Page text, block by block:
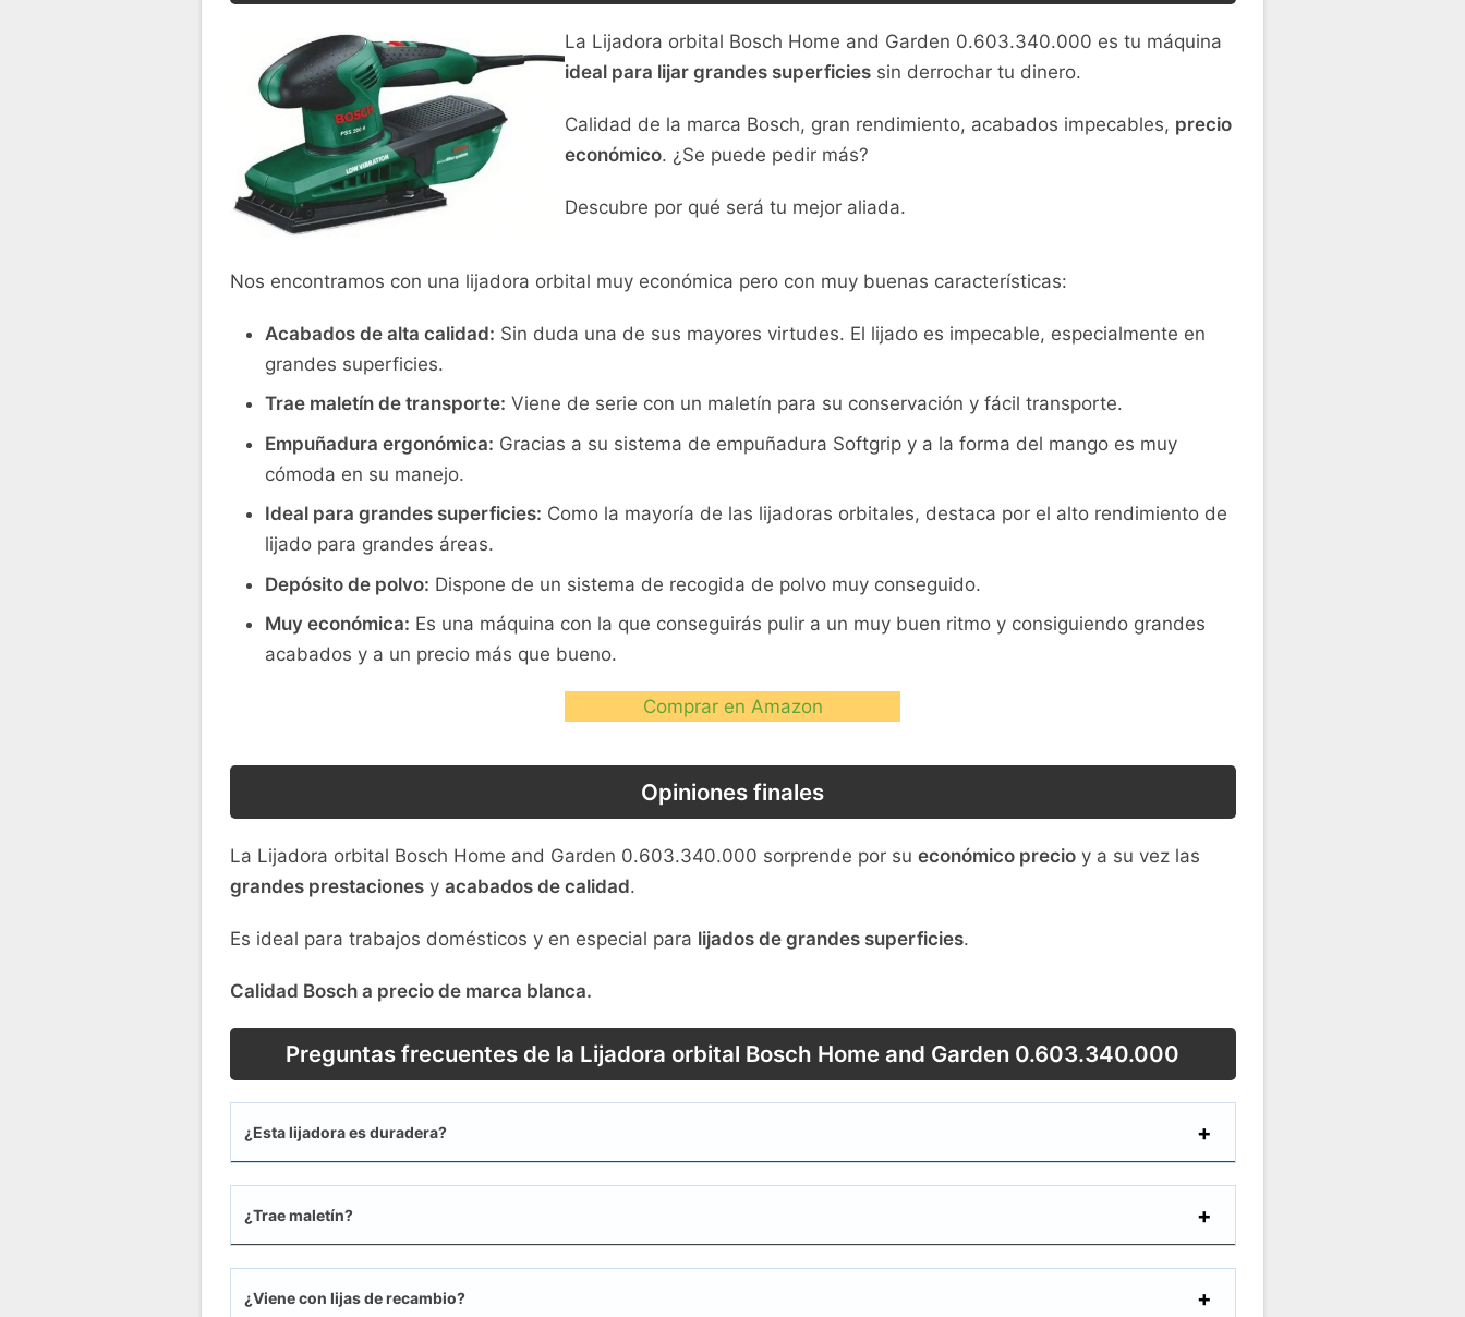
La Lijadora orbital Bosch Home and Garden 0.603.340.000 es tu máquina
ideal para lijar grandes superficies sin derrochar tu dinero.
Calidad de la marca Bosch, gran rendimiento, acabados impecables, precio
económico. ¿Se puede pedir más?
Descubre por qué será tu mejor aliada.
Nos encontramos con una lijadora orbital muy económica pero con muy buenas características:
Acabados de alta calidad: Sin duda una de sus mayores virtudes. El lijado es impecable, especialmente en
grandes superficies.
Trae maletín de transporte: Viene de serie con un maletín para su conservación y fácil transporte.
Empuñadura ergonómica: Gracias a su sistema de empuñadura Softgrip y a la forma del mango es muy
cómoda en su manejo.
Ideal para grandes superficies: Como la mayoría de las lijadoras orbitales, destaca por el alto rendimiento de
lijado para grandes áreas.
Depósito de polvo: Dispone de un sistema de recogida de polvo muy conseguido.
Muy económica: Es una máquina con la que conseguirás pulir a un muy buen ritmo y consiguiendo grandes
acabados y a un precio más que bueno.
Comprar en Amazon
Opiniones finales
La Lijadora orbital Bosch Home and Garden 0.603.340.000 sorprende por su económico precioy a su vez las
grandes prestacionesy acabados de calidad.
Es ideal para trabajos domésticos y en especial para lijados de grandes superficies.
Calidad Bosch a precio de marca blanca.
Preguntas frecuentes de la Lijadora orbital Bosch Home and Garden 0.603.340.000
¿Esta lijadora es duradera?
¿Trae maletín?
¿Viene con lijas de recambio?